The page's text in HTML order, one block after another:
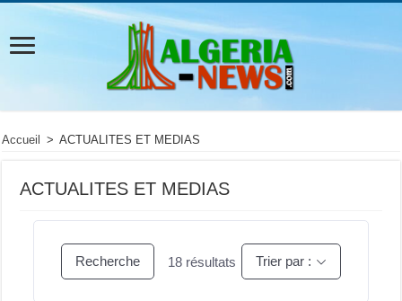
Accueil > ACTUALITES ET MEDIAS
ACTUALITES ET MEDIAS
Recherche 18 résultats Trier par :